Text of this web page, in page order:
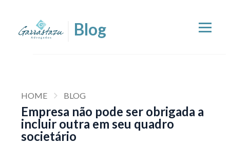
HOME BLOG
Empresa não pode ser obrigada a
incluir outra em seu quadro
societário